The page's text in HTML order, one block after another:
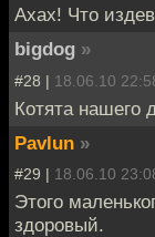
Ахах! Что
bigdog »
#28 | 18.06.10
Котята нашего
Pavlun »
#29 | 18.06.10
Этого
здоровый.